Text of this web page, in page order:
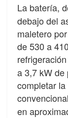
La batería,
debajo del
maletero
de 530 a
a 3,7 kW de
completar
en